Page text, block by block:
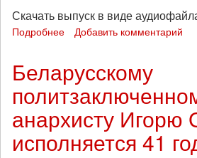
Скачать выпуск в виде
Подробнее
а
не
людей:
"Тренды
порядка
и
Добавить комментарий
Беларусскому
анархисту Игорю
исполняется 41